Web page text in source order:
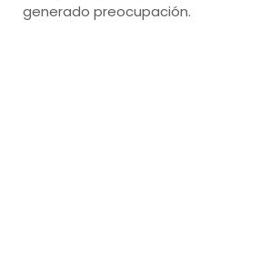
generado preocupación.